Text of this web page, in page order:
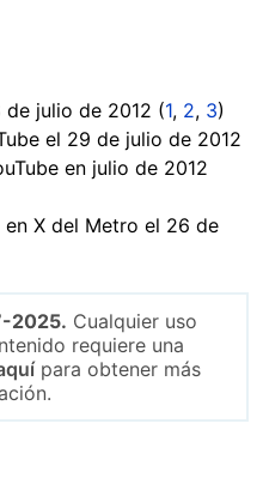
de julio de 2012 (1, 2, 3)
el 29 de julio de 2012
en julio de 2012
en X del Metro el 26 de
2025. Cualquier uso
requiere una
para obtener más